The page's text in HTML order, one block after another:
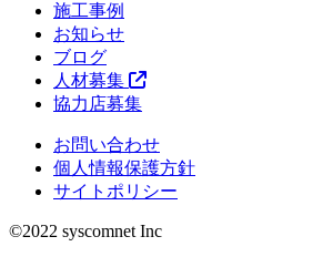
施工事例
お知らせ
ブログ
人材募集
協力店募集
お問い合わせ
個人情報保護方針
サイトポリシー
©︎2022 syscomnet Inc